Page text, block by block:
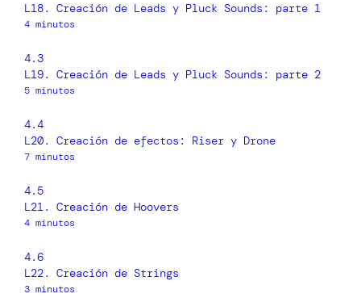
L18. Creación de Leads y Pluck Sounds: parte 1
4 minutos
4.3
L19. Creación de Leads y Pluck Sounds: parte 2
5 minutos
4.4
L20. Creación de efectos: Riser y Drone
7 minutos
4.5
L21. Creación de Hoovers
4 minutos
4.6
L22. Creación de Strings
3 minutos